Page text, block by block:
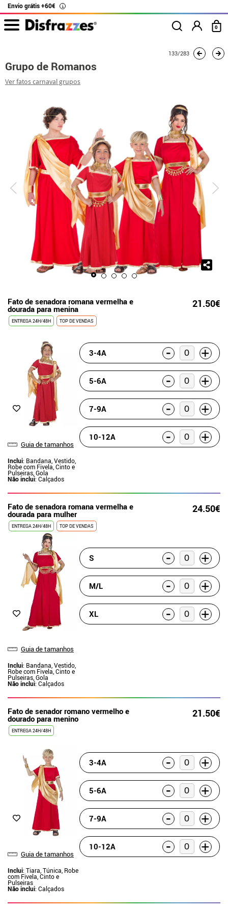
Envio grátis +60€ i
0
133/283
Grupo de Romanos
Ver fatos carnaval grupos
Fato de senadora romana vermelha e
dourada para menina 21.50€
ENTREGA 24H/48H TOP DE VENDAS
Guia de tamanhos
Inclui: Bandana, Vestido,
Robe com Fivela, Cinto e
Pulseiras, Gola
Não inclui: Calçados
3-4A - +
5-6A - +
7-9A - +
10-12A - +
Fato de senadora romana vermelha e
dourada para mulher 24.50€
ENTREGA 24H/48H TOP DE VENDAS
Guia de tamanhos
Inclui: Bandana, Vestido,
Robe com Fivela, Cinto e
Pulseiras, Gola
Não inclui: Calçados
S - +
M/L - +
XL - +
Fato de senador romano vermelho e
dourado para menino 21.50€
ENTREGA 24H/48H
Guia de tamanhos
Inclui: Tiara, Túnica, Robe
com Fivela, Cinto e
Pulseiras
Não inclui: Calçados
3-4A - +
5-6A - +
7-9A - +
10-12A - +